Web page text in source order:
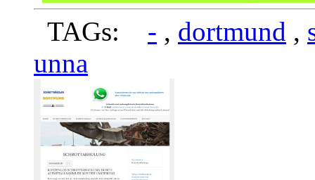
TAGs: - , dortmund ,
unna